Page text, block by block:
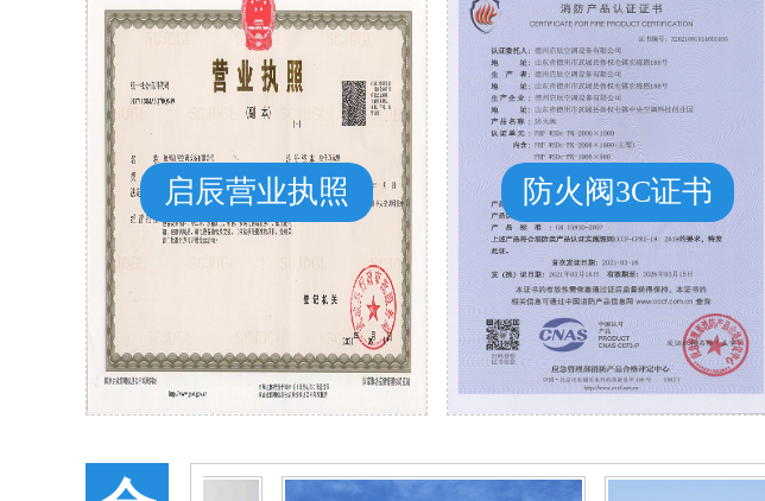
启辰营业执照 防火阀3C证书